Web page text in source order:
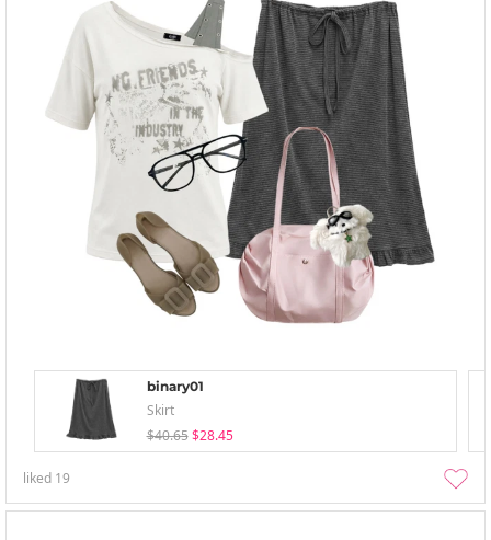
binary01
Skirt
$40.65 $28.45
liked 19